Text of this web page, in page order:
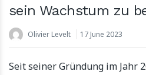
sein Wachstum zu
Olivier Levelt 17 June 2023
Seit seiner Gründung im Jahr